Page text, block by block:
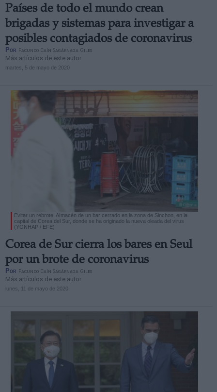
Países de todo el mundo crean
brigadas y sistemas para investigar a
posibles contagiados de coronavirus
Por Facundo Caín Sagárnaga Giles
Más artículos de este autor
martes, 5 de mayo de 2020
Evitar un rebrote. AImacén de un bar cerrado en la zona de Sinchon, en la
capital de Corea del Sur, donde se ha originado la nueva oleada del virus
(YONHAP / EFE)
Corea de Sur cierra los bares en Seul
por un brote de coronavirus
Por Facundo Caín Sagárnaga Giles
Más artículos de este autor
lunes, 11 de mayo de 2020